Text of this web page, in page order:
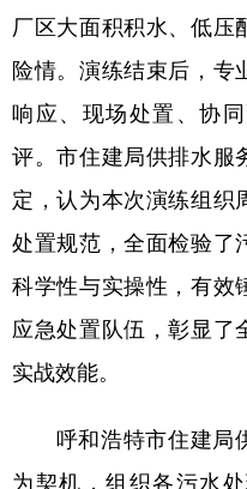
四川 贵州
陕西 甘肃
新疆 内蒙古
多语种频道
English Español
厂区大面积积水、低
险情。演练结束后，专
响应、现场处置、协
评。市住建局供排水服
定，认为本次演练组织
处置规范，全面检验了
科学性与实操性，有效
应急处置队伍，彰显了
实战效能。
呼和浩特市住建局
为契机，组织各污水